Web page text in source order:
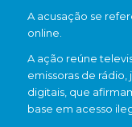
A acusação se
online.
A ação reúne
emissoras de
digitais, que
base em acesso